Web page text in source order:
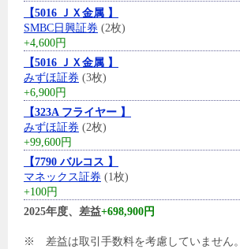
【5016 ＪＸ金属 】
SMBC日興証券 (2枚)
+4,600円
【5016 ＪＸ金属 】
みずほ証券 (3枚)
+6,900円
【323A フライヤー 】
みずほ証券 (2枚)
+99,600円
【7790 バルコス 】
マネックス証券 (1枚)
+100円
2025年度、差益+698,900円
※ 差益は取引手数料を考慮していません。